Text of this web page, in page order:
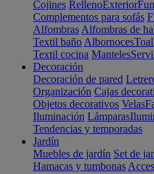
Cojines RellenoExterior
Complementos para sofás
Alfombras Alfombras de
Textil baño Albornoces
Textil cocina Manteles
Decoración
Decoración de pared
Organización Cajas
Objetos decorativos Velas
Iluminación Lámparas
Tendencias y temporadas
Jardín
Muebles de jardín Set de
Hamacas y tumbonas